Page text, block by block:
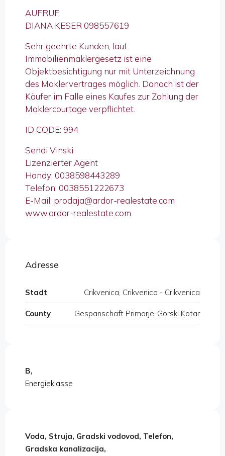
AUFRUF:
DIANA KESER 098557619
Sehr geehrte Kunden, laut
Immobilienmaklergesetz ist eine
Objektbesichtigung nur mit Unterzeichnung
des Maklervertrages möglich. Danach ist der
Käufer im Falle eines Kaufes zur Zahlung der
Maklercourtage verpflichtet.
ID CODE: 994
Sendi Vinski
Lizenzierter Agent
Handy: 0038598443289
Telefon: 0038551222673
E-Mail: prodaja@ardor-realestate.com
www.ardor-realestate.com
Adresse
Stadt Crikvenica, Crikvenica - Crikvenica
County Gespanschaft Primorje-Gorski Kotar
B,
Energieklasse
Voda, Struja, Gradski vodovod, Telefon,
Gradska kanalizacija,